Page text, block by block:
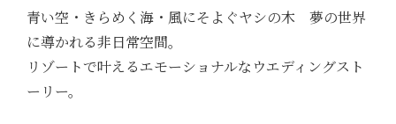
青い空・きらめく海・風にそよぐヤシの木 夢の世界
に導かれる非日常空間。
リゾートで叶えるエモーショナルなウエディングスト
ーリー。